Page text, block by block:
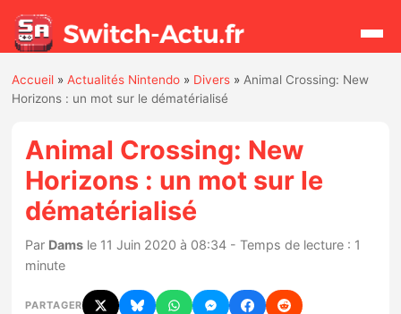
Actualités
Jeux
Hardware
Mises à jour
Accueil »Actualités Nintendo » Divers »Animal Crossing: New
Horizons : un mot sur le dématérialisé
Animal Crossing: New
Horizons : un mot sur le
dématérialisé
Par Dams le 11 Juin 2020 à 08:34 - Temps de lecture : 1
minute
PARTAGER